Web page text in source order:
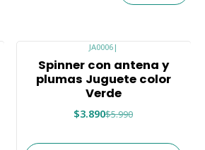
Agotado
JA0006|
Spinner con antena y
plumas Juguete color
Verde
$3.890$5.990